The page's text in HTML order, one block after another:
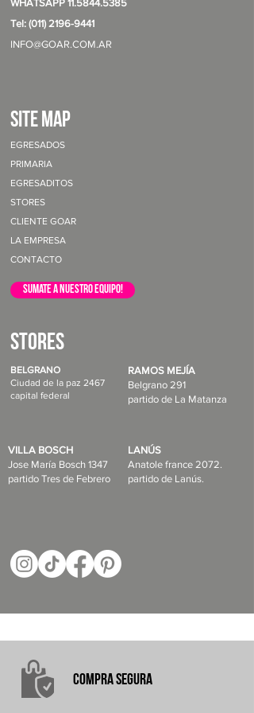
WHATSAPP 11.5844.5385
Tel: (011) 2196-9441
INFO@GOAR.COM.AR
site map
EGRESADOS
PRIMARIA
EGRESADITOS
STORES
CLIENTE GOAR
LA EMPRESA
CONTACTO
sumate a nuestro equipo!
STORES
BELGRANO
Ciudad de la paz 2467
capital federal
RAMOS MEJÍA
Belgrano 291
partido de La Matanza
VILLA BOSCH
Jose María Bosch 1347
partido Tres de Febrero
LANÚS
Anatole france 2072.
partido de Lanús.
COMPRASEGURA